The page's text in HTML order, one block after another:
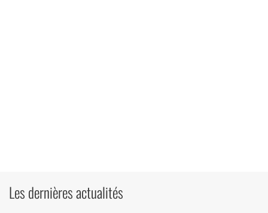
Les dernières actualités